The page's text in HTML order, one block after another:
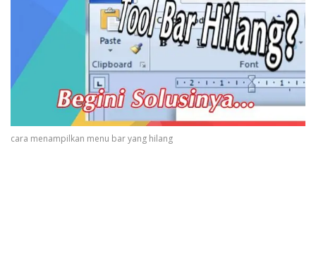
cara menampilkan menu bar yang hilang